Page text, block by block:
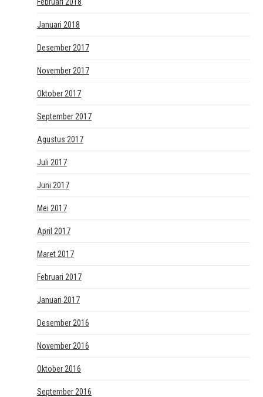
Januari 2018
Desember 2017
November 2017
Oktober 2017
September 2017
Agustus 2017
Juli 2017
Juni 2017
Mei 2017
April 2017
Maret 2017
Februari 2017
Januari 2017
Desember 2016
November 2016
Oktober 2016
September 2016